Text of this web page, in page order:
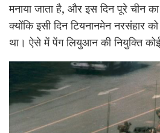
मनाया जाता है, और इस दिन पूरे चीन
क्योंकि इसी दिन टियनानमेन नरसंहार
था। ऐसे में पेंग लियुआन की नियुक्ति कोई